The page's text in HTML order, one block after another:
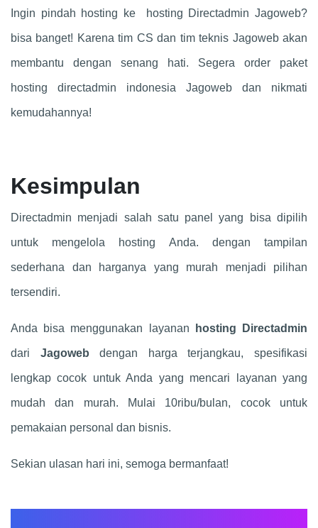
Ingin pindah hosting ke hosting Directadmin Jagoweb?
bisa banget! Karena tim CS dan tim teknis Jagoweb akan
membantu dengan senang hati. Segera order paket
hosting directadmin indonesia Jagoweb dan nikmati
kemudahannya!
Kesimpulan
Directadmin menjadi salah satu panel yang bisa dipilih
untuk mengelola hosting Anda. dengan tampilan
sederhana dan harganya yang murah menjadi pilihan
tersendiri.
Anda bisa menggunakan layanan hosting Directadmin
dari Jagoweb dengan harga terjangkau, spesifikasi
lengkap cocok untuk Anda yang mencari layanan yang
mudah dan murah. Mulai 10ribu/bulan, cocok untuk
pemakaian personal dan bisnis.
Sekian ulasan hari ini, semoga bermanfaat!